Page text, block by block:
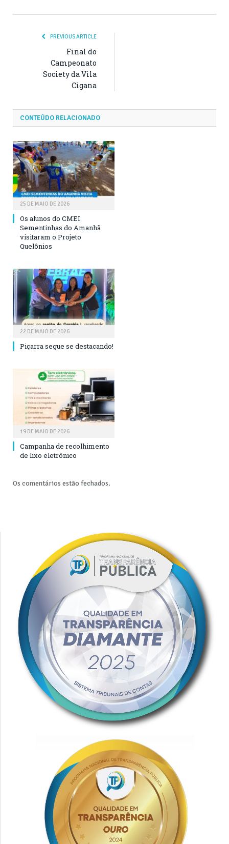
PREVIOUS ARTICLE
Final do
Campeonato
Society da Vila
Cigana
CONTEÚDO RELACIONADO
25 DE MAIO DE 2026
Os alunos do CMEI
Sementinhas do Amanhã
visitaram o Projeto
Quelônios
22 DE MAIO DE 2026
Piçarra segue se destacando!
19 DE MAIO DE 2026
Campanha de recolhimento
de lixo eletrônico
Os comentários estão fechados.